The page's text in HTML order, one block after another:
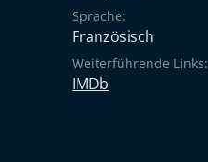
Sprache:
Französisch
Weiterführende Links:
IMDb